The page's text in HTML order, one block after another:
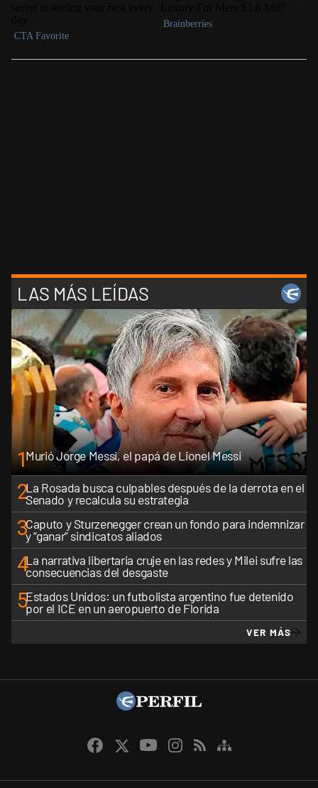
LAS MÁS LEÍDAS
1Murió Jorge Messi, el papá de Lionel Messi
2La Rosada busca culpables después de la derrota en el
Senado y recalcula su estrategia
3Caputo y Sturzenegger crean un fondo para indemnizar
y “ganar” sindicatos aliados
4La narrativa libertaria cruje en las redes y Milei sufre las
consecuencias del desgaste
5Estados Unidos: un futbolista argentino fue detenido
por el ICE en un aeropuerto de Florida
VER MÁS